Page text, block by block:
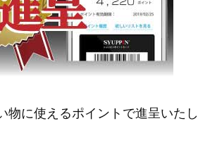
に使えるポイントで進呈いたし